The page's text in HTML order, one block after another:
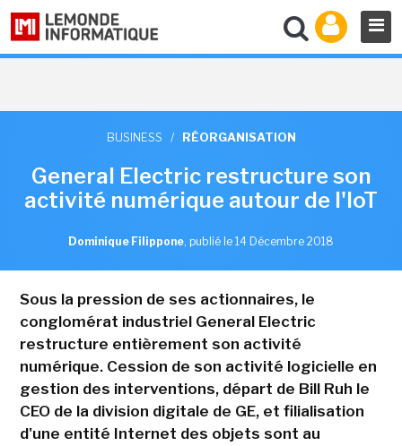
BUSINESS / RÉORGANISATION
General Electric restructure son
activité numérique autour de l'IoT
Dominique Filippone, publié le 14 Décembre 2018
Sous la pression de ses actionnaires, le
conglomérat industriel General Electric
restructure entièrement son activité
numérique. Cession de son activité logicielle en
gestion des interventions, départ de Bill Ruh le
CEO de la division digitale de GE, et filialisation
d'une entité Internet des objets sont au